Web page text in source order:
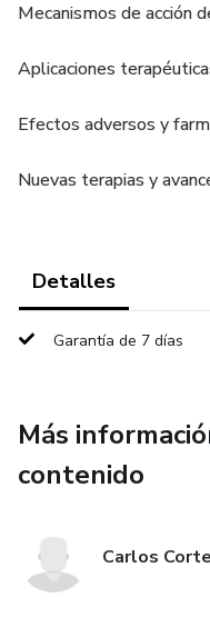
Mecanismos de acción
Aplicaciones
Efectos adversos y
Nuevas terapias y
Detalles
Garantía de 7 días
Más
contenido
Carlos